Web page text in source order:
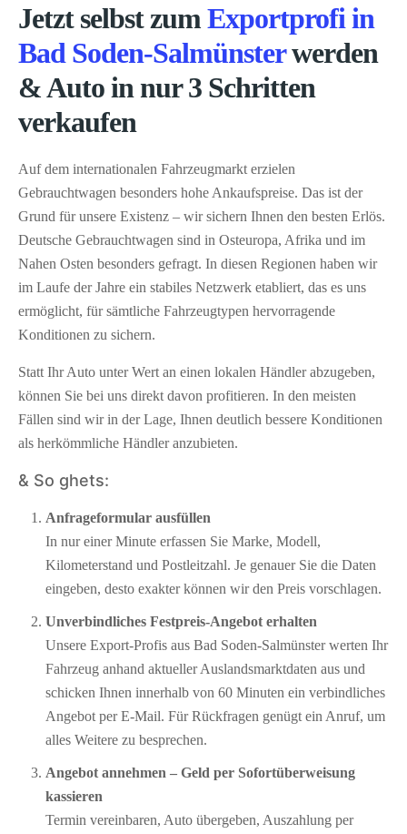
Jetzt selbst zumExportprofi in
Bad Soden-Salmünsterwerden
& Auto in nur 3 Schritten
verkaufen
Auf dem internationalen Fahrzeugmarkt erzielen
Gebrauchtwagen besonders hohe Ankaufspreise. Das ist der
Grund für unsere Existenz – wir sichern Ihnen den besten Erlös.
Deutsche Gebrauchtwagen sind in Osteuropa, Afrika und im
Nahen Osten besonders gefragt. In diesen Regionen haben wir
im Laufe der Jahre ein stabiles Netzwerk etabliert, das es uns
ermöglicht, für sämtliche Fahrzeugtypen hervorragende
Konditionen zu sichern.
Statt Ihr Auto unter Wert an einen lokalen Händler abzugeben,
können Sie bei uns direkt davon profitieren. In den meisten
Fällen sind wir in der Lage, Ihnen deutlich bessere Konditionen
als herkömmliche Händler anzubieten.
& So ghets:
Anfrageformular ausfüllen
In nur einer Minute erfassen Sie Marke, Modell,
Kilometerstand und Postleitzahl. Je genauer Sie die Daten
eingeben, desto exakter können wir den Preis vorschlagen.
Unverbindliches Festpreis-Angebot erhalten
Unsere Export-Profis aus Bad Soden-Salmünster werten Ihr
Fahrzeug anhand aktueller Auslandsmarktdaten aus und
schicken Ihnen innerhalb von 60 Minuten ein verbindliches
Angebot per E-Mail. Für Rückfragen genügt ein Anruf, um
alles Weitere zu besprechen.
Angebot annehmen – Geld per Sofort­überweisung
kassieren
Termin vereinbaren, Auto übergeben, Auszahlung per